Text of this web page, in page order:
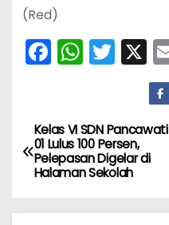
(Red)
F
e
b
o
o
W
ts
A
p
p
T
er
X
N
a
Kelas VI SDN Pancawati
01 Lulus 100 Persen,
Pelepasan Digelar di
Halaman Sekolah